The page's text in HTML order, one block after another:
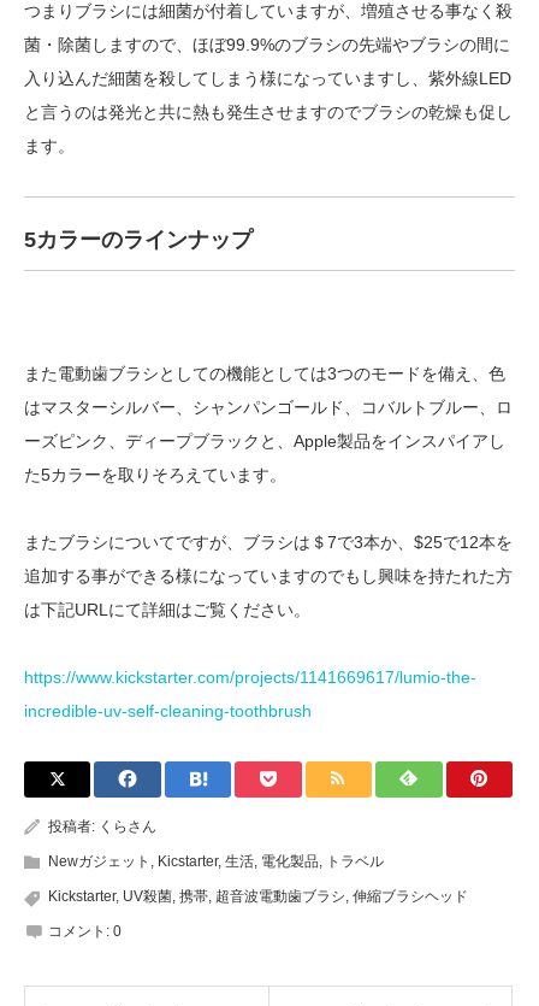
つまりブラシには細菌が付着していますが、増殖させる事なく殺
菌・除菌しますので、ほぼ99.9%のブラシの先端やブラシの間に
入り込んだ細菌を殺してしまう様になっていますし、紫外線LED
と言うのは発光と共に熱も発生させますのでブラシの乾燥も促し
ます。
5カラーのラインナップ
また電動歯ブラシとしての機能としては3つのモードを備え、色
はマスターシルバー、シャンパンゴールド、コバルトブルー、ロ
ーズピンク、ディープブラックと、Apple製品をインスパイアし
た5カラーを取りそろえています。
またブラシについてですが、ブラシは＄7で3本か、$25で12本を
追加する事ができる様になっていますのでもし興味を持たれた方
は下記URLにて詳細はご覧ください。
https://www.kickstarter.com/projects/1141669617/lumio-the-
incredible-uv-self-cleaning-toothbrush
投稿者: くらさん
Newガジェット , Kicstarter, 生活, 電化製品, トラベル
Kickstarter, UV殺菌, 携帯, 超音波電動歯ブラシ, 伸縮ブラシヘッド
コメント: 0